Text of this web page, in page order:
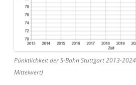
Pünktlichkeit der S-Bahn Stuttgart 2013-
Mittelwert)